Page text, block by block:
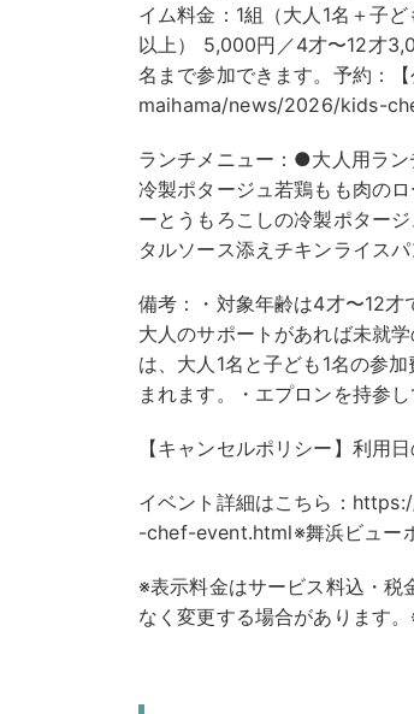
イム料金：1組（大人1名＋子
以上） 5,000円／4才〜12才
名まで参加できます。予約：
maihama/news/2026/kids-
ランチメニュー：●大人用ラ
冷製ポタージュ若鶏もも肉の
ーとうもろこしの冷製ポター
タルソース添えチキンライス
備考：・対象年齢は4才〜12才
大人のサポートがあれば未就
は、大人1名と子ども1名の参
まれます。・エプロンを持参し
【キャンセルポリシー】利用
イベント詳細はこちら：
-chef-event.html※舞浜ビュー
※表示料金はサービス料込・
なく変更する場合があります。